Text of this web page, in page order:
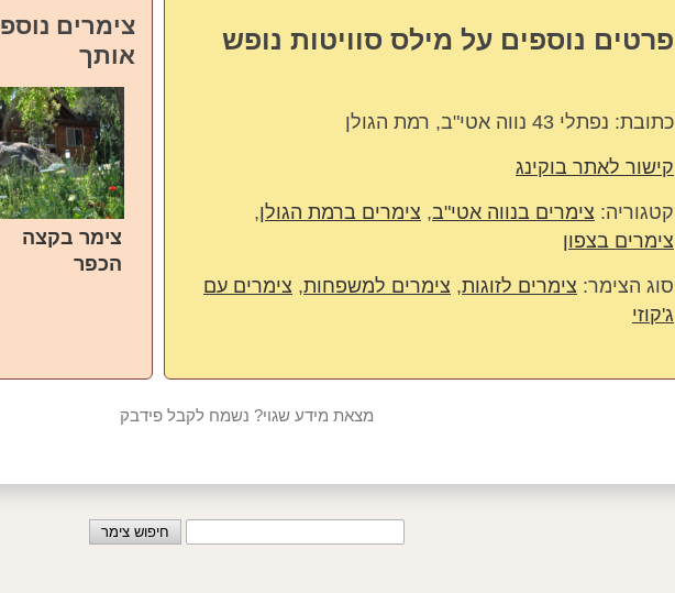
פרטים נוספים על מילס סוויטות נופש
כתובת: נפתלי 43 נווה אטי"ב, רמת הגולן
קישור לאתר בוקינג
קטגוריה: צימרים בנווה אטי"ב, צימרים ברמת הגולן,
צימרים בצפון
סוג הצימר: צימרים לזוגות, צימרים למשפחות, צימרים עם
ג'קוזי
צימרים
אותך
צימר בקצה
הכפר
מצאת מידע שגוי? נשמח לקבל פידבק